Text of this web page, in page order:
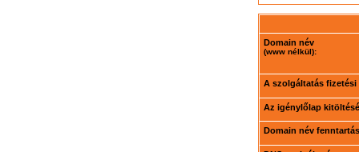
Domain név
(www nélkül):
A szolgáltatás fizetési
Az igénylőlap
Domain név